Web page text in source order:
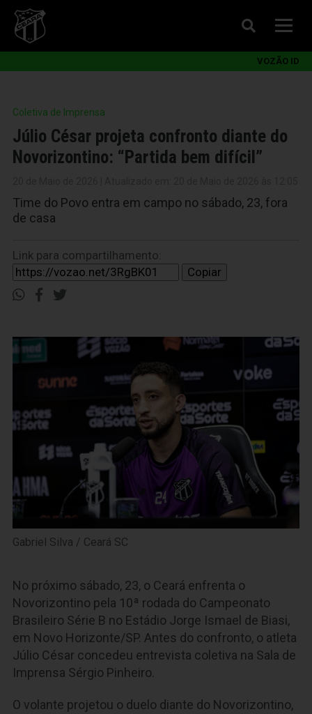
VOZÃO ID
Coletiva de Imprensa
Júlio César projeta confronto diante do
Novorizontino: “Partida bem difícil”
Time do Povo entra em campo no sábado, 23, fora
de casa
Link para compartilhamento:
Copiar
Gabriel Silva / Ceará SC
No próximo sábado, 23, o Ceará enfrenta o
Novorizontino pela 10ª rodada do Campeonato
Brasileiro Série B no Estádio Jorge Ismael de Biasi,
em Novo Horizonte/SP. Antes do confronto, o atleta
Júlio César concedeu entrevista coletiva na Sala de
Imprensa Sérgio Pinheiro.
O volante projetou o duelo diante do Novorizontino,